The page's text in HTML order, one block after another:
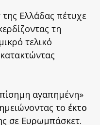
Ελλάδας πέτυχε
τη
τελικό
αγαπημένη»
το έκτο
σε Ευρωμπάσκετ.